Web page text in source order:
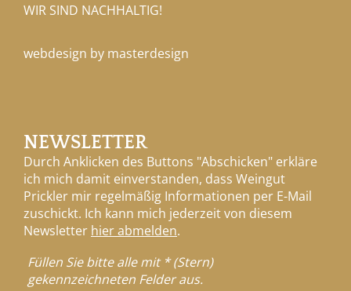
WIR SIND NACHHALTIG!
webdesign by masterdesign
NEWSLETTER
Durch Anklicken des Buttons "Abschicken" erkläre
ich mich damit einverstanden, dass Weingut
Prickler mir regelmäßig Informationen per E-Mail
zuschickt. Ich kann mich jederzeit von diesem
Newsletter hier abmelden.
Füllen Sie bitte alle mit * (Stern)
gekennzeichneten Felder aus.